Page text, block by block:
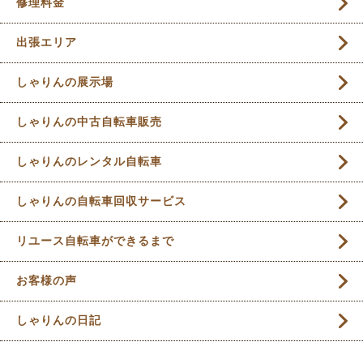
出張エリア
しゃりんの展示場
しゃりんの中古自転車販売
しゃりんのレンタル自転車
しゃりんの自転車回収サービス
リユース自転車ができるまで
お客様の声
しゃりんの日記